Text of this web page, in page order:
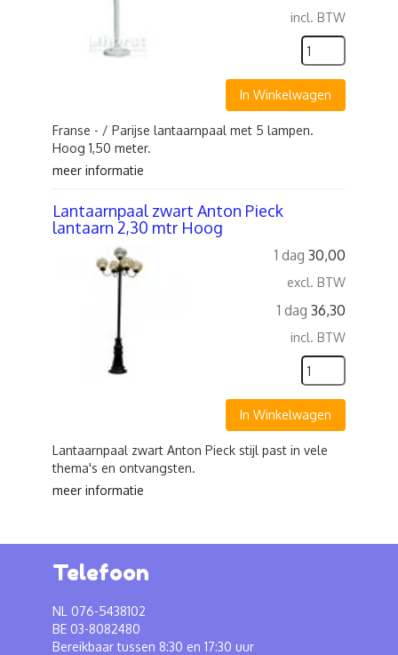
incl. BTW
In Winkelwagen
Franse - / Parijse lantaarnpaal met 5 lampen.
Hoog 1,50 meter.
meer informatie
Lantaarnpaal zwart Anton Pieck
lantaarn 2,30 mtr Hoog
1 dag 30,00
excl. BTW
1 dag 36,30
incl. BTW
In Winkelwagen
Lantaarnpaal zwart Anton Pieck stijl past in vele
thema's en ontvangsten.
meer informatie
Telefoon
NL 076-5438102
BE 03-8082480
Bereikbaar tussen 8:30 en 17:30 uur